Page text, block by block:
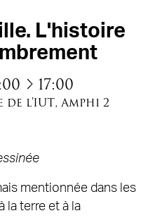
L'histoire
à17:00
de l'IUT, Amphi 2
mentionnée dans les
la terre et à la